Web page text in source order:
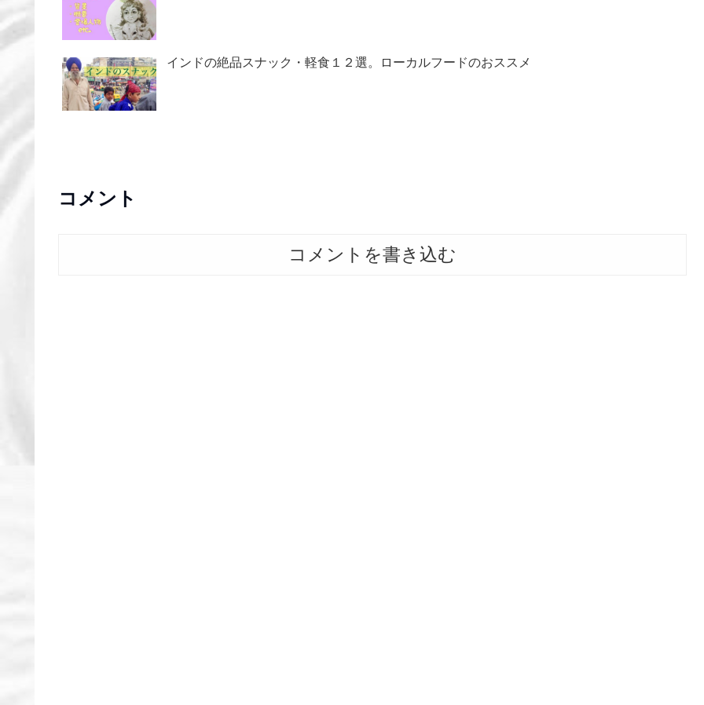
インドの絶品スナック・軽食１２選。ローカルフードのおススメ
コメント
コメントを書き込む